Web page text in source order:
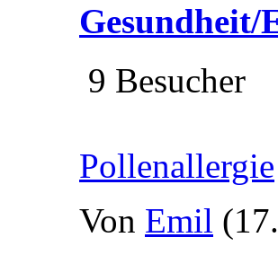
9 Besucher
Pollenallergie
Von Emil